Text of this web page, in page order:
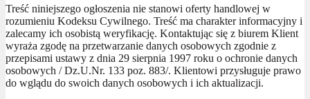
Treść niniejszego ogłoszenia nie stanowi oferty handlowej w
rozumieniu Kodeksu Cywilnego. Treść ma charakter informacyjny i
zalecamy ich osobistą weryfikację. Kontaktując się z biurem Klient
wyraża zgodę na przetwarzanie danych osobowych zgodnie z
przepisami ustawy z dnia 29 sierpnia 1997 roku o ochronie danych
osobowych / Dz.U.Nr. 133 poz. 883/. Klientowi przysługuje prawo
do wglądu do swoich danych osobowych i ich aktualizacji.